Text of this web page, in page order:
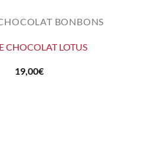
BONBONS
CHOCOLAT LOTUS
19,00€